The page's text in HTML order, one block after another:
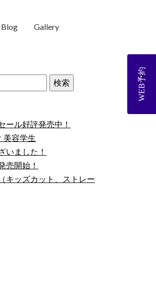
WEB予約
Blog Gallery
ール好評発売中！
美容学生
いました！
売開始！
キッズカット、ストレー